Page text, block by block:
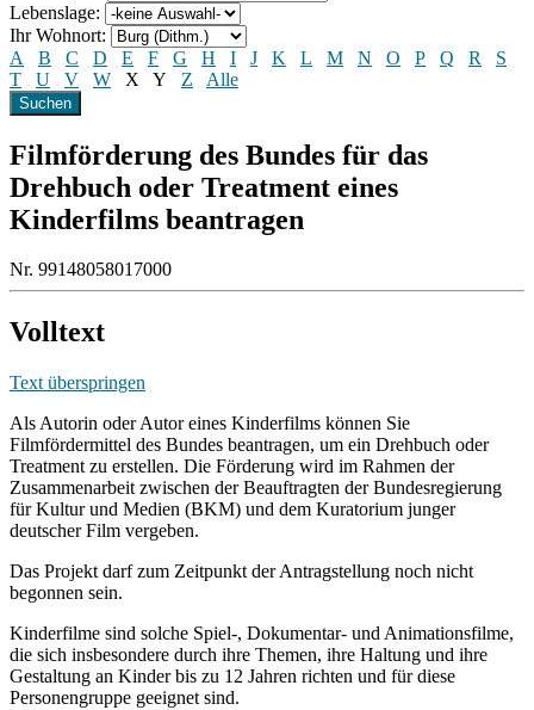
Lebenslage:
Ihr Wohnort:
A
B C D E F G H I J K L M N O P Q R
S
T
U V W X Y Z Alle
Filmförderung des Bundes für das
Drehbuch oder Treatment eines
Kinderfilms beantragen
Nr. 99148058017000
Volltext
Text überspringen
Als Autorin oder Autor eines Kinderfilms können Sie
Filmfördermittel des Bundes beantragen, um ein Drehbuch oder
Treatment zu erstellen. Die Förderung wird im Rahmen der
Zusammenarbeit zwischen der Beauftragten der Bundesregierung
für Kultur und Medien (BKM) und dem Kuratorium junger
deutscher Film vergeben.
Das Projekt darf zum Zeitpunkt der Antragstellung noch nicht
begonnen sein.
Kinderfilme sind solche Spiel-, Dokumentar- und Animationsfilme,
die sich insbesondere durch ihre Themen, ihre Haltung und ihre
Gestaltung an Kinder bis zu 12 Jahren richten und für diese
Personengruppe geeignet sind.